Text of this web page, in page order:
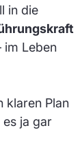
in die
im Leben
klaren Plan
ja gar